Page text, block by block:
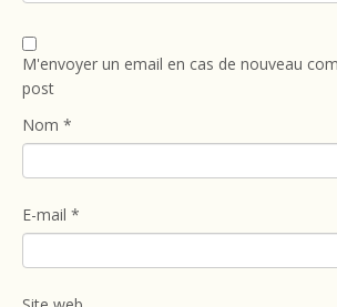
M'envoyer un email en cas de nouveau
post
Nom *
E-mail *